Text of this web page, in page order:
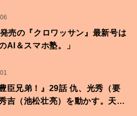
売の『クロワッサン』最新号は
AI＆スマホ塾。」
臣兄弟！』29話 仇、光秀（要
吉（池松壮亮）を動かす。天下